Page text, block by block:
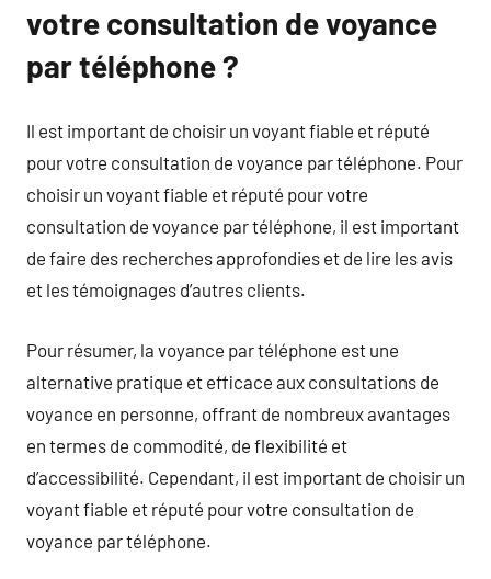
votre consultation de voyance
par téléphone ?
Il est important de choisir un voyant fiable et réputé
pour votre consultation de voyance par téléphone. Pour
choisir un voyant fiable et réputé pour votre
consultation de voyance par téléphone, il est important
de faire des recherches approfondies et de lire les avis
et les témoignages d’autres clients.
Pour résumer, la voyance par téléphone est une
alternative pratique et efficace aux consultations de
voyance en personne, offrant de nombreux avantages
en termes de commodité, de flexibilité et
d’accessibilité. Cependant, il est important de choisir un
voyant fiable et réputé pour votre consultation de
voyance par téléphone.